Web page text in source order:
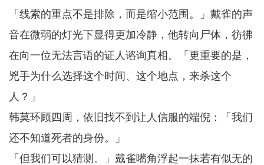
「线索的重点不是排除，而是缩小范围。」戴雀的声
音在微弱的灯光下显得更加冷静，他转向尸体，彷彿
在向一位无法言语的证人谘询真相。「更重要的是，
兇手为什么选择这个时间、这个地点，来杀这个
人？」
韩莫环顾四周，依旧找不到让人信服的端倪：「我们
还不知道死者的身份。」
「但我们可以猜测。」戴雀嘴角浮起一抹若有似无的